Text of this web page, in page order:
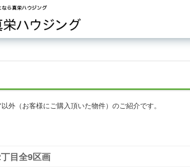
外（お客様にご購入頂いた物件）のご紹介です。
目全9区画